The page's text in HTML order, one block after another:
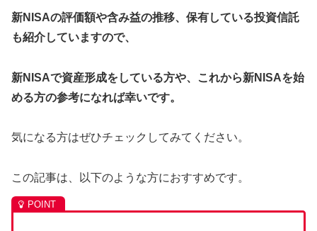
新NISAの評価額や含み益の推移、保有している投資信託
も紹介していますので、
新NISAで資産形成をしている方や、これから新NISAを始
める方の参考になれば幸いです。
気になる方はぜひチェックしてみてください。
この記事は、以下のような方におすすめです。